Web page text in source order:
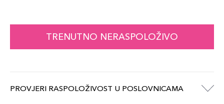
TRENUTNO NERASPOLOŽIVO
PROVJERI RASPOLOŽIVOST U POSLOVNICAMA